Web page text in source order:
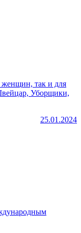
женщин, так и для
25.01.2024